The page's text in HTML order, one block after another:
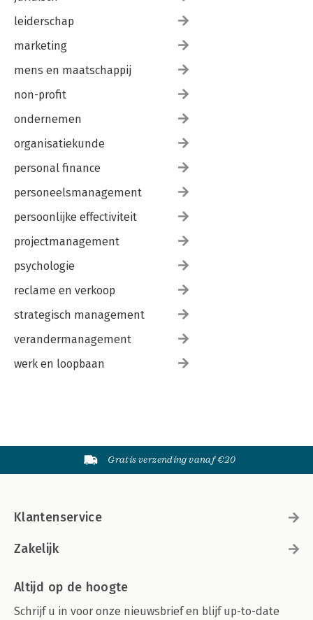
leiderschap
marketing
mens en maatschappij
non-profit
ondernemen
organisatiekunde
personal finance
personeelsmanagement
persoonlijke effectiviteit
projectmanagement
psychologie
reclame en verkoop
strategisch management
verandermanagement
werk en loopbaan
Gratis verzending vanaf €20
Klantenservice
Zakelijk
Altijd op de hoogte
Schrijf u in voor onze nieuwsbrief en blijf up-to-date